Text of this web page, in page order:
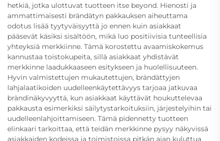
hetkiä, jotka ulottuvat tuotteen itse beyond. Hienosti ja
ammattimaisesti brändätyn pakkauksen aiheuttama
odotus lisää tyytyväisyyttä jo ennen kuin asiakkaat
pääsevät käsiksi sisältöön, mikä luo positiivisia tunteellisia
yhteyksiä merkkiinne. Tämä korostettu avaamiskokemus
kannustaa toistokupeita, sillä asiakkaat yhdistävät
merkkinne laadukkaaseen esitykseen ja huolellisuuteen.
Hyvin valmistettujen mukautettujen, brändättyjen
lahjalaatikoiden uudelleenkäytettävyys tarjoaa jatkuvaa
brändinäkyvyyttä, kun asiakkaat käyttävät houkuttelevaa
pakkausta esimerkiksi säilytystarkoituksiin, järjestelyihin tai
uudelleenlahjoittamiseen. Tämä pidennetty tuotteen
elinkaari tarkoittaa, että teidän merkkinne pysyy näkyvissä
asiakkaiden kodeissa ja toimistoissa pitkän ajan kuluttua